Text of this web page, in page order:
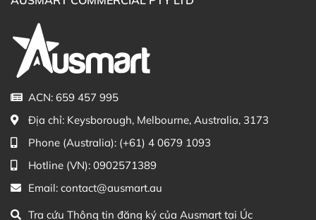
Thạc sĩ Điều dưỡng & Cố vấn sản
phẩm Lily Huỳnh
ACN: 659 457 995
Địa chỉ: Keysborough, Melbourne, Australia, 3173
Phone (Australia): (+61) 4 0679 1093
Hotline (VN): 0902571389
Email: contact@ausmart.au
Tra cứu Thông tin đăng ký của Ausmart tại Úc